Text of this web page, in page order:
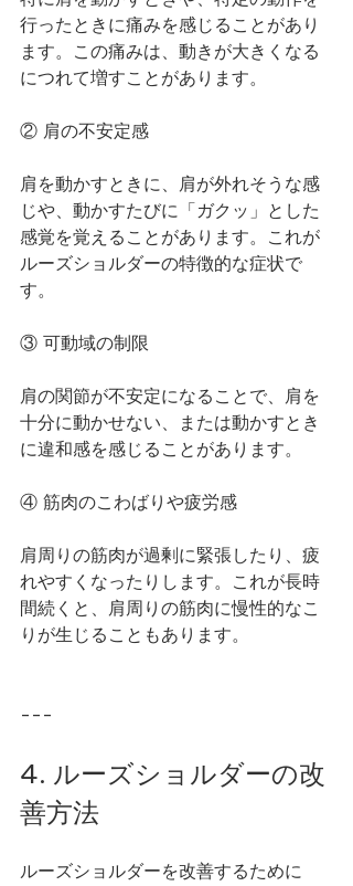
行ったときに痛みを感じることがあり
ます。この痛みは、動きが大きくなる
につれて増すことがあります。
② 肩の不安定感
肩を動かすときに、肩が外れそうな感
じや、動かすたびに「ガクッ」とした
感覚を覚えることがあります。これが
ルーズショルダーの特徴的な症状で
す。
③ 可動域の制限
肩の関節が不安定になることで、肩を
十分に動かせない、または動かすとき
に違和感を感じることがあります。
④ 筋肉のこわばりや疲労感
肩周りの筋肉が過剰に緊張したり、疲
れやすくなったりします。これが長時
間続くと、肩周りの筋肉に慢性的なこ
りが生じることもあります。
---
4. ルーズショルダーの改
善方法
ルーズショルダーを改善するために